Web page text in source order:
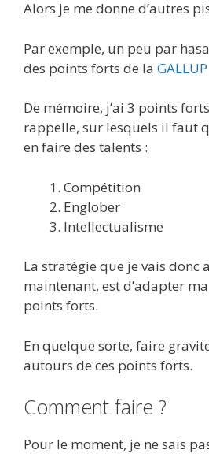
Alors je me donne d’autres
Par exemple, un peu par
des points forts de la GALLUP
De mémoire, j’ai 3 points
rappelle, sur lesquels il faut
en faire des talents :
Compétition
Englober
Intellectualisme
La stratégie que je vais donc
maintenant, est d’adapter
points forts.
En quelque sorte, faire
autours de ces points forts.
Comment faire ?
Pour le moment, je ne sais